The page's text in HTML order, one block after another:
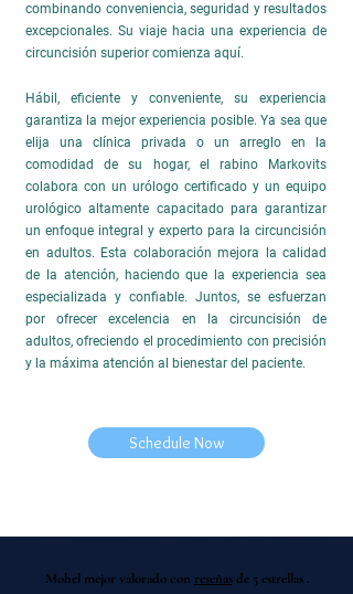
combinando conveniencia, seguridad y resultados
excepcionales. Su viaje hacia una experiencia de
circuncisión superior comienza aquí.
Hábil, eficiente y conveniente, su experiencia
garantiza la mejor experiencia posible. Ya sea que
elija una clínica privada o un arreglo en la
comodidad de su hogar, el rabino Markovits
colabora con un urólogo certificado y un equipo
urológico altamente capacitado para garantizar
un enfoque integral y experto para la circuncisión
en adultos. Esta colaboración mejora la calidad
de la atención, haciendo que la experiencia sea
especializada y confiable. Juntos, se esfuerzan
por ofrecer excelencia en la circuncisión de
adultos, ofreciendo el procedimiento con precisión
y la máxima atención al bienestar del paciente.
Schedule Now
Mohel mejor valorado con reseñasde 5 estrellas .